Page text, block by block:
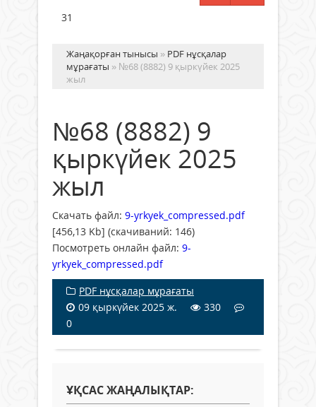
31
Жаңақорған тынысы » PDF нұсқалар
мұрағаты » №68 (8882) 9 қыркүйек 2025
жыл
№68 (8882) 9
қыркүйек 2025
жыл
Скачать файл: 9-yrkyek_compressed.pdf
[456,13 Kb] (cкачиваний: 146)
Посмотреть онлайн файл: 9-
yrkyek_compressed.pdf
PDF нұсқалар мұрағаты
09 қыркүйек 2025 ж.
330
0
ҰҚСАС ЖАҢАЛЫҚТАР: